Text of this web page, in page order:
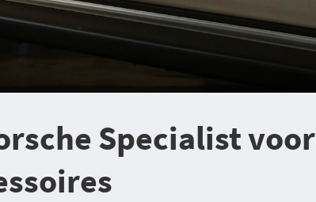
Specialist voor